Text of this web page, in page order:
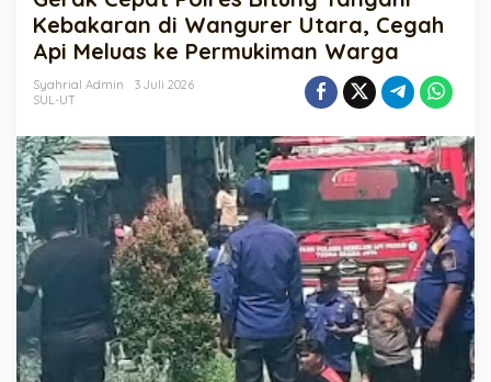
Bitung
Tangani
Kebakaran
di
Cegah
Meluas
ke
Permukiman
Warga
Kebakaran di Wangurer Utara, Cegah
Api Meluas ke Permukiman Warga
Syahrial Admin
3 Juli 2026
SUL-UT